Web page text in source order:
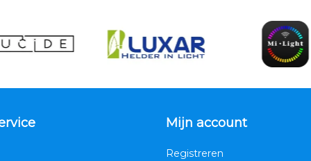
Mijn account
Registreren